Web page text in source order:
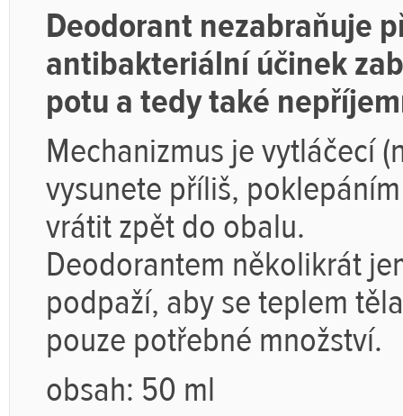
Deodorant nezabraňuje
antibakteriální účinek
potu a tedy také
Mechanizmus je vytláčecí
vysunete příliš,
vrátit zpět do obalu.
Deodorantem několikrát
podpaží, aby se teplem
pouze potřebné množství.
obsah: 50 ml